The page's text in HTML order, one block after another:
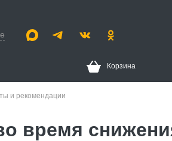
Корзина
и рекомендации
время